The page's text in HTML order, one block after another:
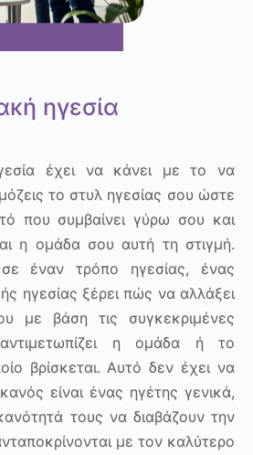
ηγεσία
έχει να κάνει με το να
το στυλ ηγεσίας σου ώστε
που συμβαίνει γύρω σου και
η ομάδα σου αυτή τη στιγμή.
σε έναν τρόπο ηγεσίας, ένας
ηγεσίας ξέρει πώς να αλλάξει
με βάση τις συγκεκριμένες
η ομάδα ή το
βρίσκεται. Αυτό δεν έχει να
είναι ένας ηγέτης γενικά,
τους να διαβάζουν την
με τον καλύτερο